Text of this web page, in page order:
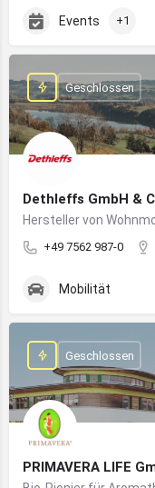
Events +1
Dethleffs GmbH &
+49 7562 987-0
Geschlossen
Mobilität
PRIMAVERA LIFE
Geschlossen